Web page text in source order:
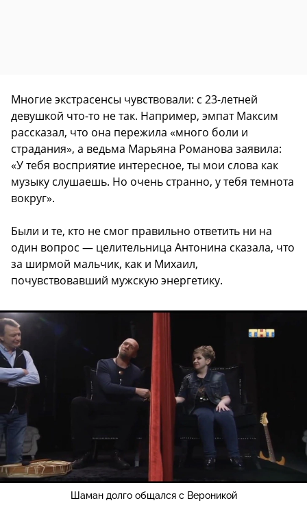
Многие экстрасенсы чувствовали: с 23-летней
девушкой что-то не так. Например, эмпат Максим
рассказал, что она пережила «много боли и
страдания», а ведьма Марьяна Романова заявила:
«У тебя восприятие интересное, ты мои слова как
музыку слушаешь. Но очень странно, у тебя темнота
вокруг».
Были и те, кто не смог правильно ответить ни на
один вопрос — целительница Антонина сказала, что
за ширмой мальчик, как и Михаил,
почувствовавший мужскую энергетику.
Шаман долго общался с Вероникой